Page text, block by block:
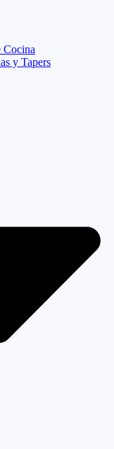
Cocina
y Tapers